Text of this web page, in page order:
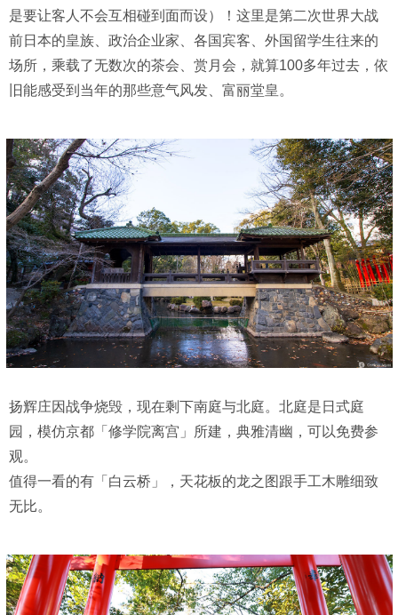
是要让客人不会互相碰到面而设）！这里是第二次世界大战
前日本的皇族、政治企业家、各国宾客、外国留学生往来的
场所，乘载了无数次的茶会、赏月会，就算100多年过去，依
旧能感受到当年的那些意气风发、富丽堂皇。
扬辉庄因战争烧毁，现在剩下南庭与北庭。北庭是日式庭
园，模仿京都「修学院离宫」所建，典雅清幽，可以免费参
观。
值得一看的有「白云桥」，天花板的龙之图跟手工木雕细致
无比。